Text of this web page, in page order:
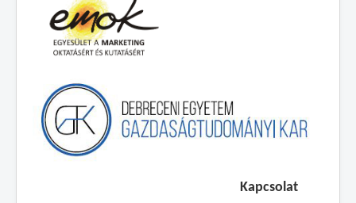
Kapcsolat